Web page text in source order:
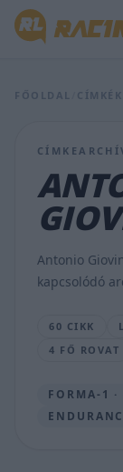
FŐOLDAL CÍMKÉK
Antonio
kapcsolódó
60 CIKK
4 FŐ ROVAT
FORMA-1 ·
sem
utolsó:
a
Ferrari
BOGNÁR